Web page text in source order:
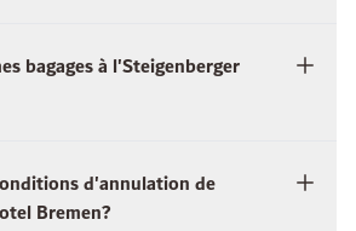
bagages à l'Steigenberger
d'annulation de
Bremen?